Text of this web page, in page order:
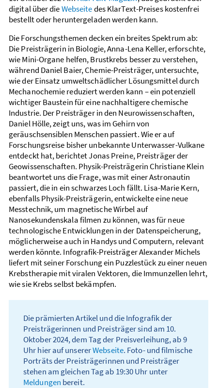
digital über dieWebseitedes KlarText-Preises kostenfrei
bestellt oder heruntergeladen werden kann.
Die Forschungsthemen decken ein breites Spektrum ab:
Die Preisträgerin in Biologie, Anna-Lena Keller, erforschte,
wie Mini-Organe helfen, Brustkrebs besser zu verstehen,
während Daniel Baier, Chemie-Preisträger, untersuchte,
wie der Einsatz umweltschädlicher Lösungsmittel durch
Mechanochemie reduziert werden kann – ein potenziell
wichtiger Baustein für eine nachhaltigere chemische
Industrie. Der Preisträger in den Neurowissenschaften,
Daniel Hölle, zeigt uns, was im Gehirn von
geräuschsensiblen Menschen passiert. Wie er auf
Forschungsreise bisher unbekannte Unterwasser-Vulkane
entdeckt hat, berichtet Jonas Preine, Preisträger der
Geowissenschaften. Physik-Preisträgerin Christiane Klein
beantwortet uns die Frage, was mit einer Astronautin
passiert, die in ein schwarzes Loch fällt. Lisa-Marie Kern,
ebenfalls Physik-Preisträgerin, entwickelte eine neue
Messtechnik, um magnetische Wirbel auf
Nanosekundenskala filmen zu können, was für neue
technologische Entwicklungen in der Datenspeicherung,
möglicherweise auch in Handys und Computern, relevant
werden könnte. Infografik-Preisträger Alexander Michels
liefert mit seiner Forschung ein Puzzlestück zu einer neuen
Krebstherapie mit viralen Vektoren, die Immunzellen lehrt,
wie sie Krebs selbst bekämpfen.
Die prämierten Artikel und die Infografik der
Preisträgerinnen und Preisträger sind am 10.
Oktober 2024, dem Tag der Preisverleihung, ab 9
Uhr hier auf unsererWebseite. Foto- und filmische
Porträts der Preisträgerinnen und Preisträger
stehen am gleichen Tag ab 19:30 Uhr unter
Meldungen bereit.